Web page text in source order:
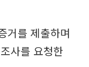
거를 제출하며
사를 요청한